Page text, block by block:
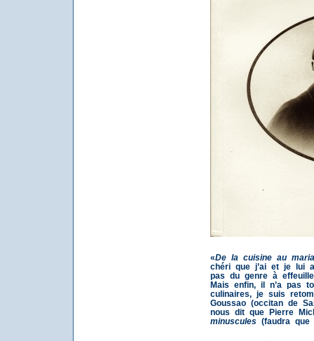
«De la cuisine au
chéri que j’ai et je lui
pas du genre à
Mais enfin, il n’a pas
culinaires, je suis
Goussao (occitan de
nous dit que Pierre
minuscules (faudra que